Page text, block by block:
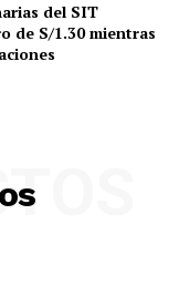
del SIT
de S/1.30 mientras